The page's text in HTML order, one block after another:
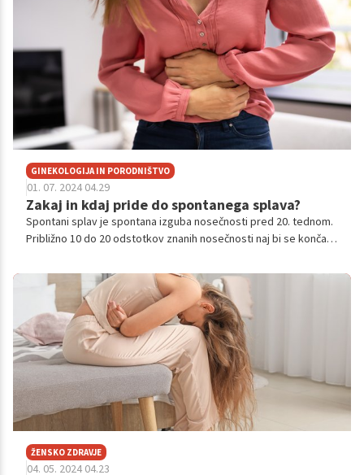
beljakovina, ki se nahaja na površini rdečih krvnih celic.
GINEKOLOGIJA IN PORODNIŠTVO
01. 07. 2024 04.29
Zakaj in kdaj pride do spontanega splava?
Spontani splav je spontana izguba nosečnosti pred 20. tednom.
Približno 10 do 20 odstotkov znanih nosečnosti naj bi se končalo
ker se veliko spontanih splavov zgodi zelo zgodaj v nosečnosti
– preden ženska sploh ve, da je noseča.
ŽENSKO ZDRAVJE
04. 05. 2024 04.23